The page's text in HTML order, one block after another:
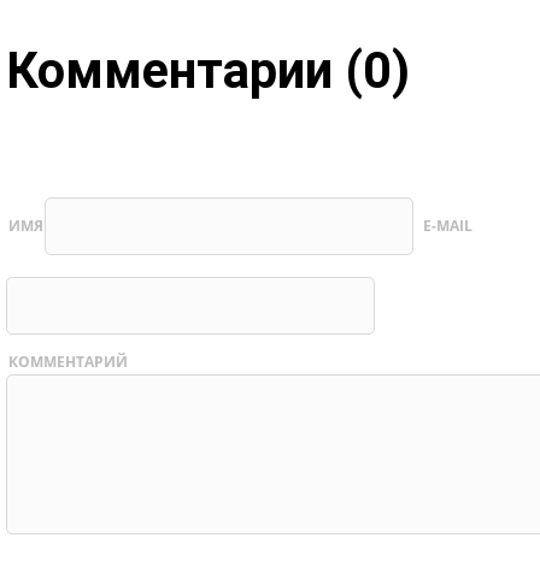
Комментарии (0)
ИМЯ E-MAIL
КОММЕНТАРИЙ